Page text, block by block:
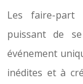
Les faire-part
puissant de
événement
inédites et à